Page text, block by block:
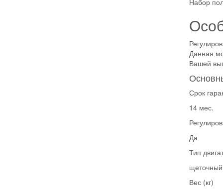
Данная
Вашей
Срок
14 мес.
Да
Тип
щеточный
Вес (кг)